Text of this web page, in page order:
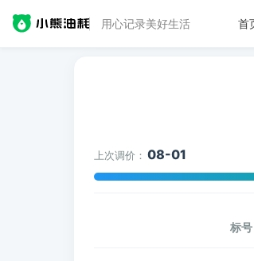
用心记录美好生活 首
上次调价： 08-01
标号